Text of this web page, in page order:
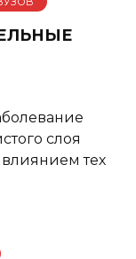
слоя
влиянием тех